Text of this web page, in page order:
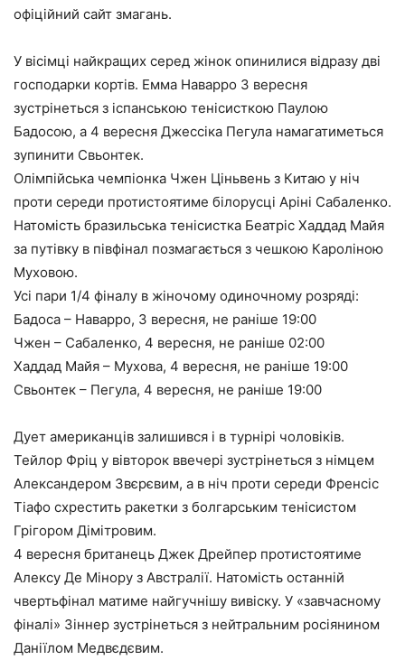
офіційний сайт змагань.
У вісімці найкращих серед жінок опинилися відразу дві
господарки кортів. Емма Наварро 3 вересня
зустрінеться з іспанською тенісисткою Паулою
Бадосою, а 4 вересня Джессіка Пегула намагатиметься
зупинити Свьонтек.
Олімпійська чемпіонка Чжен Ціньвень з Китаю у ніч
проти середи протистоятиме білорусці Аріні Сабаленко.
Натомість бразильська тенісистка Беатріс Хаддад Майя
за путівку в півфінал позмагається з чешкою Кароліною
Муховою.
Усі пари 1/4 фіналу в жіночому одиночному розряді:
Бадоса – Наварро, 3 вересня, не раніше 19:00
Чжен – Сабаленко, 4 вересня, не раніше 02:00
Хаддад Майя – Мухова, 4 вересня, не раніше 19:00
Свьонтек – Пегула, 4 вересня, не раніше 19:00
Дует американців залишився і в турнірі чоловіків.
Тейлор Фріц у вівторок ввечері зустрінеться з німцем
Александером Звєрєвим, а в ніч проти середи Френсіс
Тіафо схрестить ракетки з болгарським тенісистом
Грігором Дімітровим.
4 вересня британець Джек Дрейпер протистоятиме
Алексу Де Мінору з Австралії. Натомість останній
чвертьфінал матиме найгучнішу вивіску. У «завчасному
фіналі» Зіннер зустрінеться з нейтральним росіянином
Даніїлом Медвєдєвим.